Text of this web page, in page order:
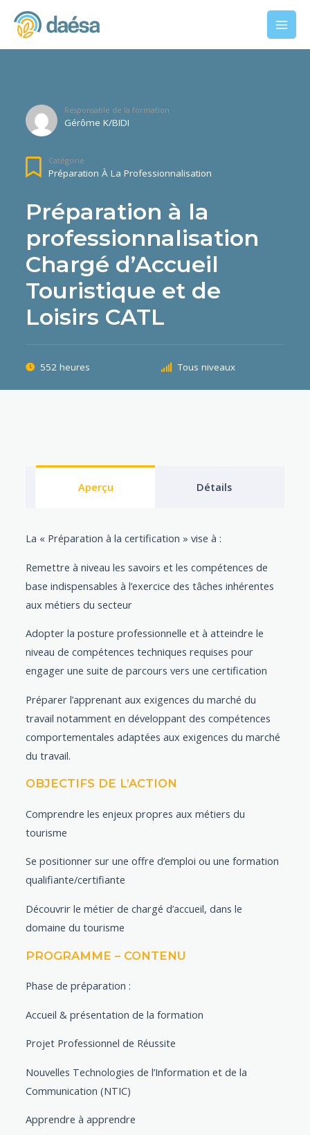
Responsable de la formation
Gérôme K/BIDI
Catégorie
Préparation À La Professionnalisation
Préparation à la
professionnalisation
Chargé d’Accueil
Touristique et de
Loisirs CATL
552 heures Tous niveaux
Aperçu Détails
La « Préparation à la certification » vise à :
Remettre à niveau les savoirs et les compétences de
base indispensables à l’exercice des tâches inhérentes
aux métiers du secteur
Adopter la posture professionnelle et à atteindre le
niveau de compétences techniques requises pour
engager une suite de parcours vers une certification
Préparer l’apprenant aux exigences du marché du
travail notamment en développant des compétences
comportementales adaptées aux exigences du marché
du travail.
OBJECTIFS DE L’ACTION
Comprendre les enjeux propres aux métiers du
tourisme
Se positionner sur une offre d’emploi ou une formation
qualifiante/certifiante
Découvrir le métier de chargé d’accueil, dans le
domaine du tourisme
PROGRAMME – CONTENU
Phase de préparation :
Accueil & présentation de la formation
Projet Professionnel de Réussite
Nouvelles Technologies de l’Information et de la
Communication (NTIC)
Apprendre à apprendre